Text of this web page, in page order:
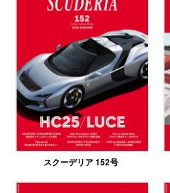
スクーデリア 152号